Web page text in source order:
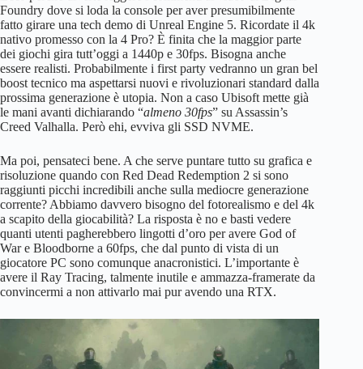
Foundry dove si loda la console per aver presumibilmente
fatto girare una tech demo di Unreal Engine 5. Ricordate il 4k
nativo promesso con la 4 Pro? È finita che la maggior parte
dei giochi gira tutt’oggi a 1440p e 30fps. Bisogna anche
essere realisti. Probabilmente i first party vedranno un gran bel
boost tecnico ma aspettarsi nuovi e rivoluzionari standard dalla
prossima generazione è utopia. Non a caso Ubisoft mette già
le mani avanti dichiarando “almeno 30fps” su Assassin’s
Creed Valhalla. Però ehi, evviva gli SSD NVME.
Ma poi, pensateci bene. A che serve puntare tutto su grafica e
risoluzione quando con Red Dead Redemption 2 si sono
raggiunti picchi incredibili anche sulla mediocre generazione
corrente? Abbiamo davvero bisogno del fotorealismo e del 4k
a scapito della giocabilità? La risposta è no e basti vedere
quanti utenti pagherebbero lingotti d’oro per avere God of
War e Bloodborne a 60fps, che dal punto di vista di un
giocatore PC sono comunque anacronistici. L’importante è
avere il Ray Tracing, talmente inutile e ammazza-framerate da
convincermi a non attivarlo mai pur avendo una RTX.